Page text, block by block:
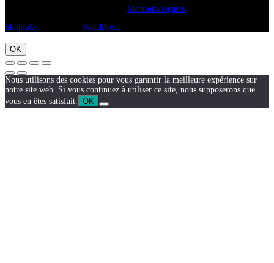
Mentions légales
ShopIsle
WordPress
OK
Nous utilisons des cookies pour vous garantir la meilleure expérience sur
notre site web. Si vous continuez à utiliser ce site, nous supposerons que
vous en êtes satisfait.
OK